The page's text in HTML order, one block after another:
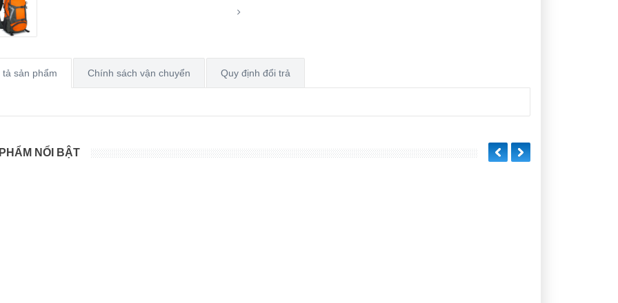
tả sản phẩm Chính sách vận chuyển Quy định đổi trả
NỔI BẬT